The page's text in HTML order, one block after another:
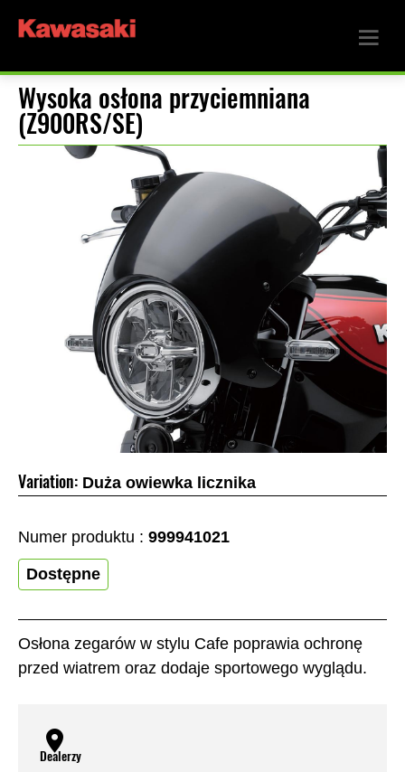
Wysoka osłona przyciemniana
(Z900RS/SE)
Osłona zegarów w stylu Cafe poprawia ochronę
przed wiatrem oraz dodaje sportowego wyglądu.
Variation: Duża owiewka licznika
Numer produktu : 999941021
Dostępne
Dealerzy